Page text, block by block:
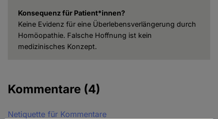
Konsequenz für Patient*innen?
Keine Evidenz für eine Überlebensverlängerung durch
Homöopathie. Falsche Hoffnung ist kein
medizinisches Konzept.
Kommentare (4)
Netiquette für Kommentare